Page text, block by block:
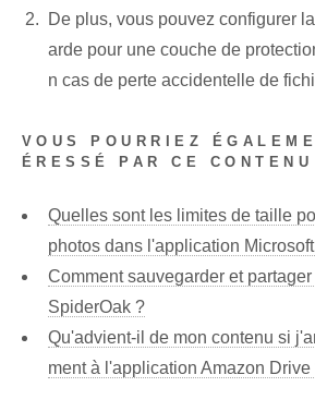
De plus, vous pouvez configurer
arde pour une couche de
n cas de perte accidentelle de
VOUS POURRIEZ
ÉRESSÉ PAR CE
Quelles sont les limites de taille
photos dans l'application
Comment sauvegarder et
SpiderOak ?
Qu'advient-il de mon contenu si
ment à l'application Amazon Drive